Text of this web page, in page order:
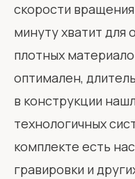
скорости
минуту хватит для
плотных
оптимален,
в конструкции
технологичных
комплекте есть
гравировки и